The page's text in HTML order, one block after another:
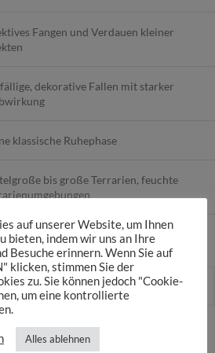
Fangen und Verdauen kleiner
dekorative Fallen mit starker
klassische Ruhephase
bis große Terrarien, feuchte
auf unserer Website, um Ihnen
bieten, indem wir uns an Ihre
Besuche erinnern. Wenn Sie auf
klicken, stimmen Sie der
zu. Sie können jedoch "Cookie-
um eine kontrollierte
Alles ablehnen